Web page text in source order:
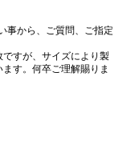
事から、ご質問、ご指定
すが、サイズにより製
す。何卒ご理解賜りま